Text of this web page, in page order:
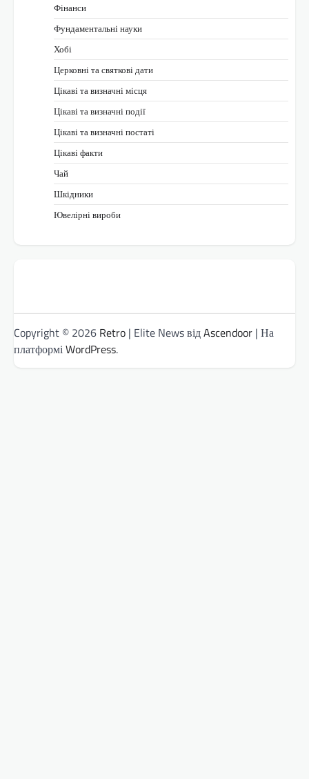
Фінанси
Фундаментальні науки
Хобі
Церковні та святкові дати
Цікаві та визначні місця
Цікаві та визначні події
Цікаві та визначні постаті
Цікаві факти
Чай
Шкідники
Ювелірні вироби
Copyright © 2026 Retro | Elite News відAscendoor | На
платформіWordPress.